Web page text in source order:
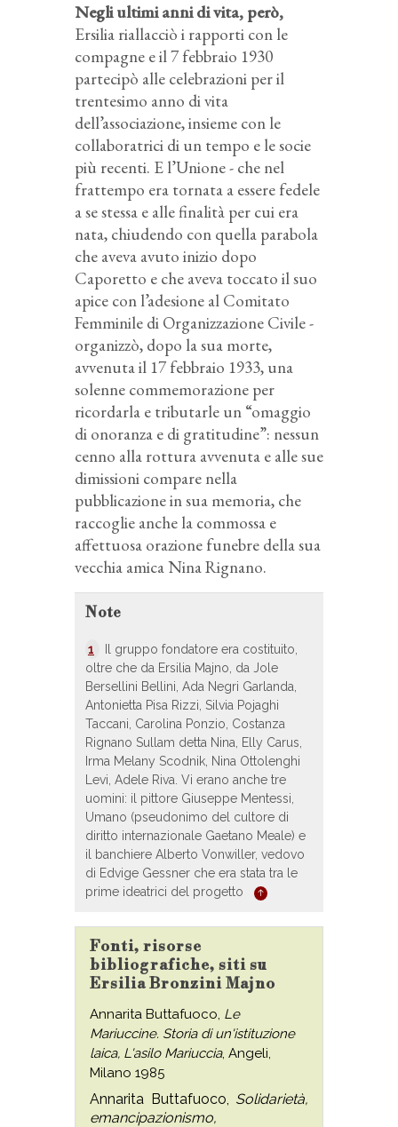
Negli ultimi anni di vita, però,
Ersilia riallacciò i rapporti con le
compagne e il 7 febbraio 1930
partecipò alle celebrazioni per il
trentesimo anno di vita
dell’associazione, insieme con le
collaboratrici di un tempo e le socie
più recenti. E l’Unione - che nel
frattempo era tornata a essere fedele
a se stessa e alle finalità per cui era
nata, chiudendo con quella parabola
che aveva avuto inizio dopo
Caporetto e che aveva toccato il suo
apice con l’adesione al Comitato
Femminile di Organizzazione Civile -
organizzò, dopo la sua morte,
avvenuta il 17 febbraio 1933, una
solenne commemorazione per
ricordarla e tributarle un “omaggio
di onoranza e di gratitudine”: nessun
cenno alla rottura avvenuta e alle sue
dimissioni compare nella
pubblicazione in sua memoria, che
raccoglie anche la commossa e
affettuosa orazione funebre della sua
vecchia amica Nina Rignano.
Note
1
Il gruppo fondatore era costituito,
oltre che da Ersilia Majno, da Jole
Bersellini Bellini, Ada Negri Garlanda,
Antonietta Pisa Rizzi, Silvia Pojaghi
Taccani, Carolina Ponzio, Costanza
Rignano Sullam detta Nina, Elly Carus,
Irma Melany Scodnik, Nina Ottolenghi
Levi, Adele Riva. Vi erano anche tre
uomini: il pittore Giuseppe Mentessi,
Umano (pseudonimo del cultore di
diritto internazionale Gaetano Meale) e
il banchiere Alberto Vonwiller, vedovo
di Edvige Gessner che era stata tra le
prime ideatrici del progetto
Fonti, risorse
bibliografiche, siti su
Ersilia Bronzini Majno
Annarita Buttafuoco, Le
Mariuccine. Storia di un'istituzione
laica, L'asilo Mariuccia, Angeli,
Milano 1985
Annarita Buttafuoco, Solidarietà,
emancipazionismo,